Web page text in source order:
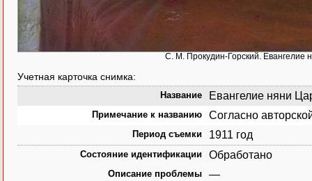
С. М. Прокудин-Горский. Евангелие
Учетная карточка снимка:
Название Евангелие няни
Примечание к названию Согласно
Период съемки 1911 год
Состояние идентификации Обработано
Описание проблемы —